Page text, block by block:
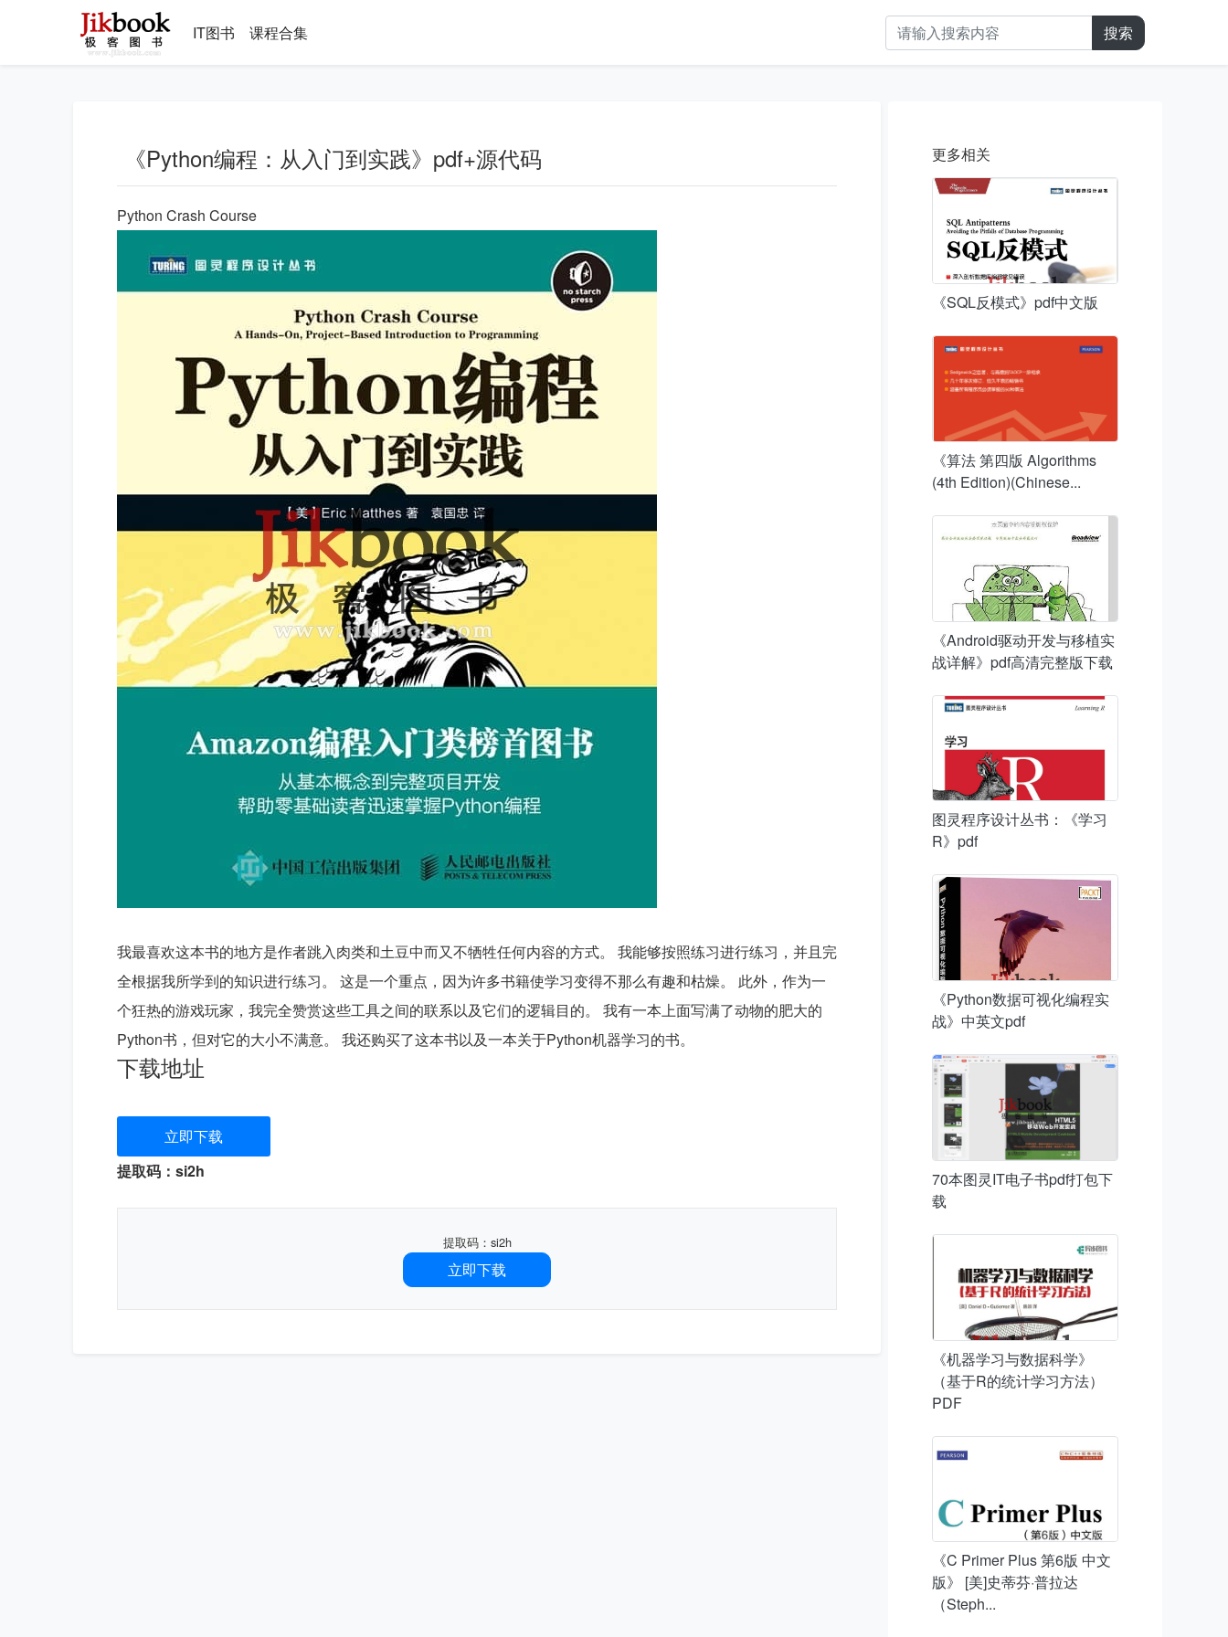
IT图书 课程合集 搜索
《Python编程：从入门到实践》pdf+源代码
我最喜欢这本书的地方是作者跳入肉类和土豆中而又不牺牲任何内容的方式。 我能够按照练习进行练习，并且完
全根据我所学到的知识进行练习。 这是一个重点，因为许多书籍使学习变得不那么有趣和枯燥。 此外，作为一
个狂热的游戏玩家，我完全赞赏这些工具之间的联系以及它们的逻辑目的。 我有一本上面写满了动物的肥大的
下载地址
立即下载
提取码：si2h
提取码：si2h
立即下载
更多相关
《SQL反模式》pdf中文版
《算法 第四版 Algorithms
(4th Edition)(Chinese...
《Android驱动开发与移植实
战详解》pdf高清完整版下载
图灵程序设计丛书：《学习
R》pdf
《Python数据可视化编程实
战》中英文pdf
70本图灵IT电子书pdf打包下
载
《机器学习与数据科学》
（基于R的统计学习方法）
PDF
《C Primer Plus 第6版 中文
版》 [美]史蒂芬·普拉达
（Steph...